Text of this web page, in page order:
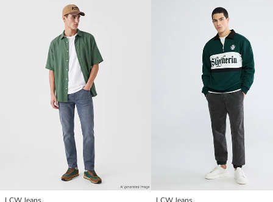
LCW Jeans LCW Jeans